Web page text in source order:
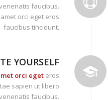
faucibus.
orci eget eros
faucibus tincidunt.
YOURSELF
orci eget eros
sapien ut libero
faucibus.